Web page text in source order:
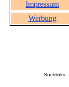
Impressum
Werbung
Suchlinks: